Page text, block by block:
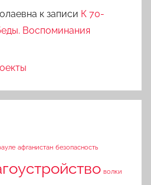
к записи К 70-
Воспоминания
афганистан безопасность
волки